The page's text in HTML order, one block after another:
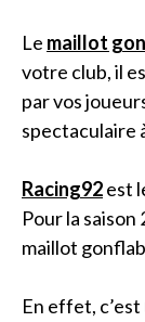
Le maillot
votre club, il
par vos
spectaculaire
Racing92est
Pour la
maillot
En effet, c’est